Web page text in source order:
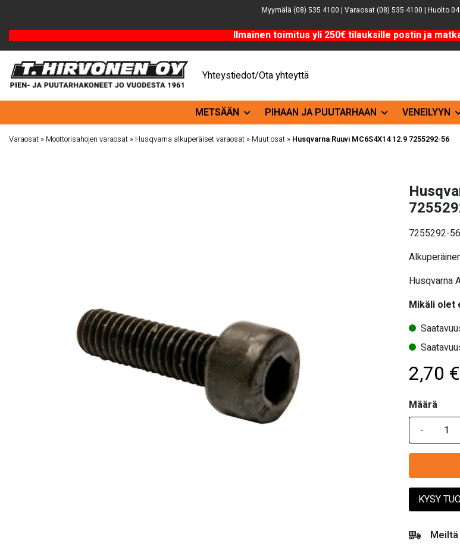
Myymälä (08) 535 4100 | Varaosat (08) 535 4100 | Huolto
Ilmainen toimitus yli 250€ tilauksille postin ja
Yhteystiedot/Ota yhteyttä
METSÄÄN PIHAAN JA PUUTARHAAN VENEILYYN
Varaosat » Moottorisahojen varaosat » Husqvarna alkuperäiset varaosat » Muut osat » Husqvarna Ruuvi MC6S4X14 12.9 7255292-56
7255292-56
Husqvarna
Mikäli olet
2,70 €
Määrä
Määrä
KYSY